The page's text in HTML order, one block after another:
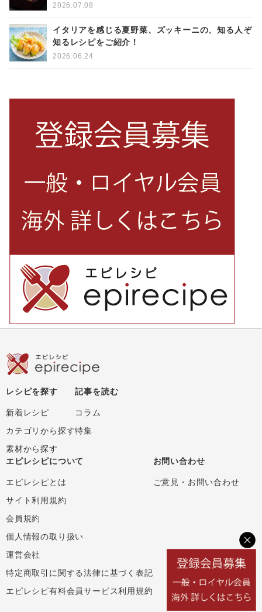
2026.07.08
イタリアを感じる夏野菜、ズッキーニの、知る人ぞ
知るレシピをご紹介！
2026.06.24
レシピを探す
新着レシピ
カテゴリから探す
素材から探す
記事を読む
コラム
特集
エピレシピについて
エピレシピとは
サイト利用規約
会員規約
個人情報の取り扱い
運営会社
特定商取引に関する法律に基づく表記
エピレシピ有料会員サービス利用規約
お問い合わせ
ご意見・お問い合わせ